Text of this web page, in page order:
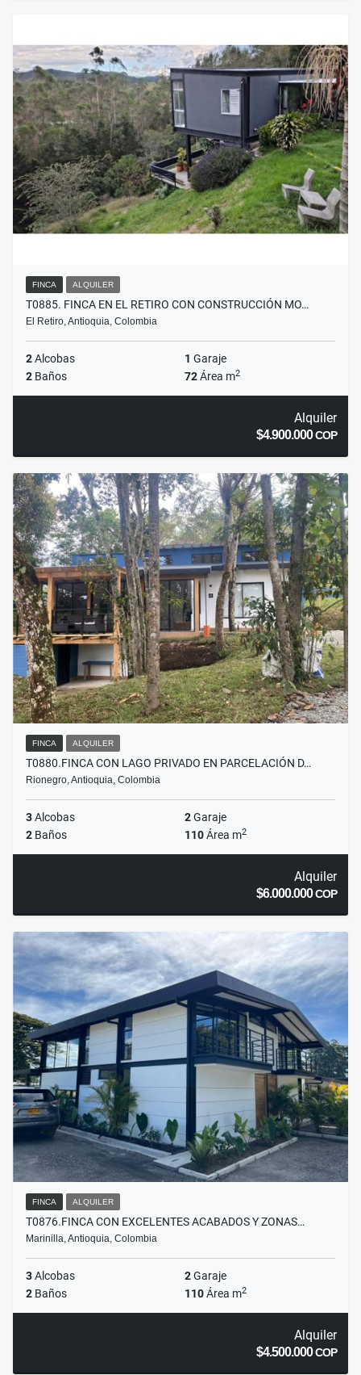
FINCA ALQUILER
T0885. FINCA EN EL RETIRO CON CONSTRUCCIÓN MO…
El Retiro, Antioquia, Colombia
2Alcobas 1 Garaje
2 Baños 72Área m2
Alquiler
$4.900.000COP
FINCA ALQUILER
T0880.FINCA CON LAGO PRIVADO EN PARCELACIÓN D…
Rionegro, Antioquia, Colombia
3Alcobas 2Garaje
2 Baños 110Área m2
Alquiler
$6.000.000COP
FINCA ALQUILER
T0876.FINCA CON EXCELENTES ACABADOS Y ZONAS…
Marinilla, Antioquia, Colombia
3Alcobas 2Garaje
2 Baños 110Área m2
Alquiler
$4.500.000COP